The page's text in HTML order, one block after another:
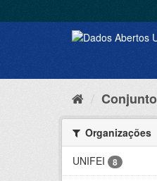
Organizações
UNIFEI
8